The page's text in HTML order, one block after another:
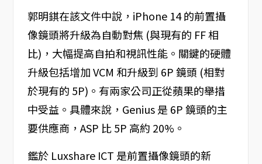
郭明錤在該文件中說，iPhone 14 的前置攝
像鏡頭將升級為自動對焦 (與現有的 FF 相
比)，大幅提高自拍和視訊性能。關鍵的硬體
升級包括增加 VCM 和升級到 6P 鏡頭 (相對
於現有的 5P)。有兩家公司正從蘋果的舉措
中受益。具體來說，Genius 是 6P 鏡頭的主
要供應商，ASP 比 5P 高約 20%。
鑑於 Luxshare ICT 是前置攝像鏡頭的新